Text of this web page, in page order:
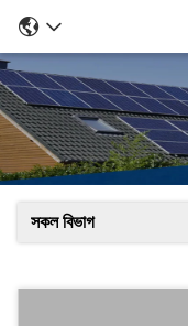
সকল বিভাগ